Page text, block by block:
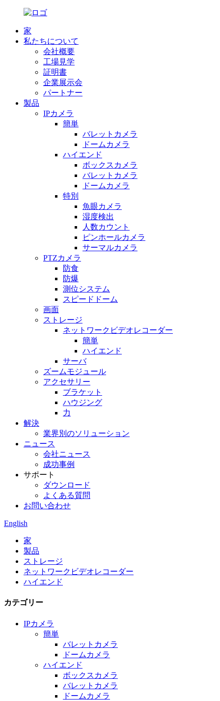
家
私たちについて
会社概要
工場見学
証明書
企業展示会
パートナー
製品
IPカメラ
簡単
バレットカメラ
ドームカメラ
ハイエンド
ボックスカメラ
バレットカメラ
ドームカメラ
特別
魚眼カメラ
湿度検出
人数カウント
ピンホールカメラ
サーマルカメラ
PTZカメラ
防食
防爆
測位システム
スピードドーム
画面
ストレージ
ネットワークビデオレコーダー
簡単
ハイエンド
サーバ
ズームモジュール
アクセサリー
ブラケット
ハウジング
力
解決
業界別のソリューション
ニュース
会社ニュース
成功事例
サポート
ダウンロード
よくある質問
お問い合わせ
English
家
製品
ストレージ
ネットワークビデオレコーダー
ハイエンド
カテゴリー
IPカメラ
簡単
バレットカメラ
ドームカメラ
ハイエンド
ボックスカメラ
バレットカメラ
ドームカメラ